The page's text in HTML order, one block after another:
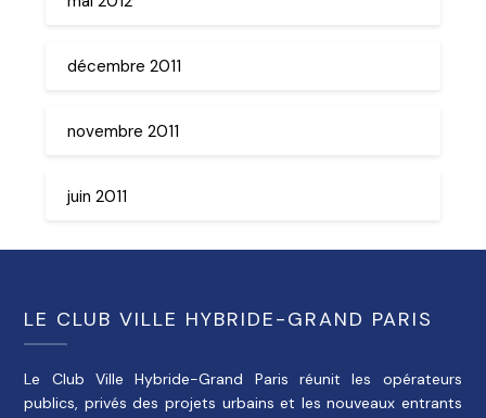
décembre 2011
novembre 2011
juin 2011
LE CLUB VILLE HYBRIDE-GRAND PARIS
Le Club Ville Hybride-Grand Paris réunit les opérateurs
publics, privés des projets urbains et les nouveaux entrants